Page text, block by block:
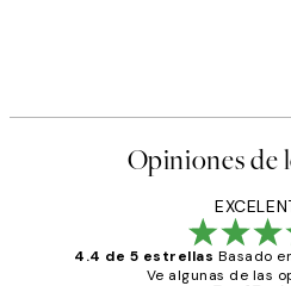
Opiniones de
4.4 de 5 estrellas Basado
Ve algunas de las